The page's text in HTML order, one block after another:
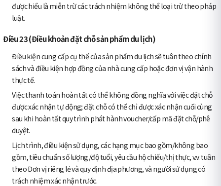
được hiểu là miễn trừ các trách nhiệm không thể loại trừ theo pháp
luật.
Điều 23 (Điều khoản đặt chỗ sản phẩm du lịch)
Điều kiện cung cấp cụ thể của sản phẩm du lịch sẽ tuân theo chính
sách và điều kiện hợp đồng của nhà cung cấp hoặc đơn vị vận hành
thực tế.
Việc thanh toán hoàn tất có thể không đồng nghĩa với việc đặt chỗ
được xác nhận tự động; đặt chỗ có thể chỉ được xác nhận cuối cùng
sau khi hoàn tất quy trình phát hành voucher/cấp mã đặt chỗ/phê
duyệt.
Lịch trình, điều kiện sử dụng, các hạng mục bao gồm/không bao
gồm, tiêu chuẩn số lượng/độ tuổi, yêu cầu hộ chiếu/thị thực, v.v. tuân
theo Đơn vị riêng lẻ và quy định địa phương, và người sử dụng có
trách nhiệm xác nhận trước.